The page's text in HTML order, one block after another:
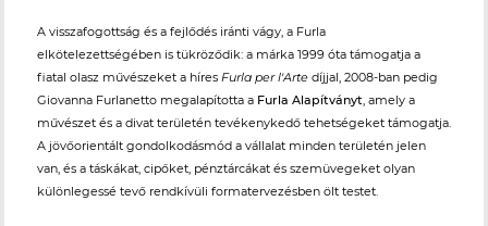
A visszafogottság és a fejlődés iránti vágy, a Furla
elkötelezettségében is tükröződik: a márka 1999 óta támogatja a
fiatal olasz művészeket a híres Furla per l'Arte díjjal, 2008-ban pedig
Giovanna Furlanetto megalapította a Furla Alapítványt, amely a
művészet és a divat területén tevékenykedő tehetségeket támogatja.
A jövőorientált gondolkodásmód a vállalat minden területén jelen
van, és a táskákat, cipőket, pénztárcákat és szemüvegeket olyan
különlegessé tevő rendkívüli formatervezésben ölt testet.